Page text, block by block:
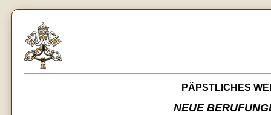
PÄPSTLICHES
NEUE